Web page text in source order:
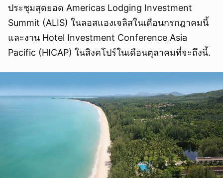
ประชุมสุดยอด Americas Lodging Investment
Summit (ALIS) ในลอสแองเจลิสในเดือนกรกฎาคมนี้
และงาน Hotel Investment Conference Asia
Pacific (HICAP) ในสิงคโปร์ในเดือนตุลาคมที่จะถึงนี้.